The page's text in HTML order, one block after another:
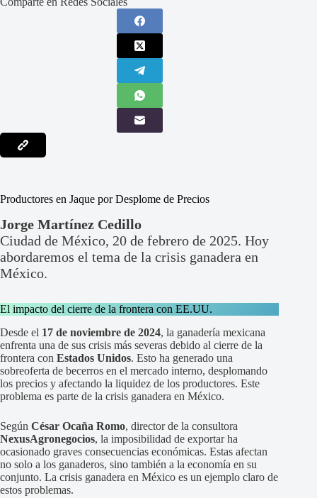
Productores en Jaque por Desplome de Precios
Jorge Martínez Cedillo
Ciudad de México, 20 de febrero de 2025. Hoy
abordaremos el tema de la crisis ganadera en
México.
El impacto del cierre de la frontera con EE.UU.
Desde el 17 de noviembre de 2024, la ganadería mexicana
enfrenta una de sus crisis más severas debido al cierre de la
frontera con Estados Unidos. Esto ha generado una
sobreoferta de becerros en el mercado interno, desplomando
los precios y afectando la liquidez de los productores. Este
problema es parte de la crisis ganadera en México.
Según César Ocaña Romo, director de la consultora
NexusAgronegocios, la imposibilidad de exportar ha
ocasionado graves consecuencias económicas. Estas afectan
no solo a los ganaderos, sino también a la economía en su
conjunto. La crisis ganadera en México es un ejemplo claro de
estos problemas.